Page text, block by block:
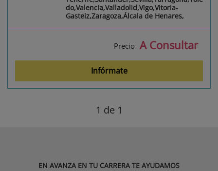
do,Valencia,Valladolid,Vigo,Vitoria-
Gasteiz,Zaragoza,Álcala de Henares,
Precio A Consultar
Infórmate
1 de 1
EN AVANZA EN TU CARRERA TE AYUDAMOS